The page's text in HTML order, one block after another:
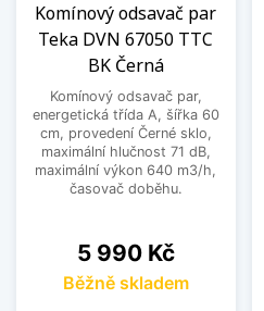
Komínový odsavač par
Teka DVN 67050 TTC
BK Černá
Komínový odsavač par,
energetická třída A, šířka 60
cm, provedení Černé sklo,
maximální hlučnost 71 dB,
maximální výkon 640 m3/h,
časovač doběhu.
Cena
5 990 Kč
Běžně skladem